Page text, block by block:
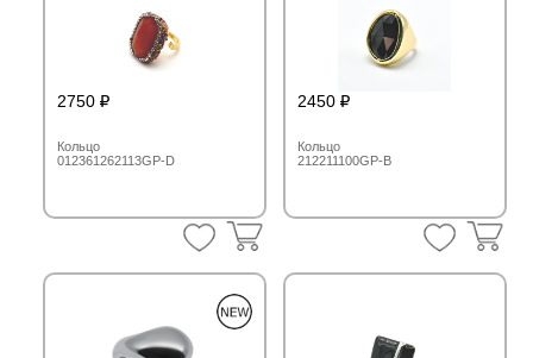
2450
Кольцо
212211100GP-B
2750
Кольцо
012361262113GP-D